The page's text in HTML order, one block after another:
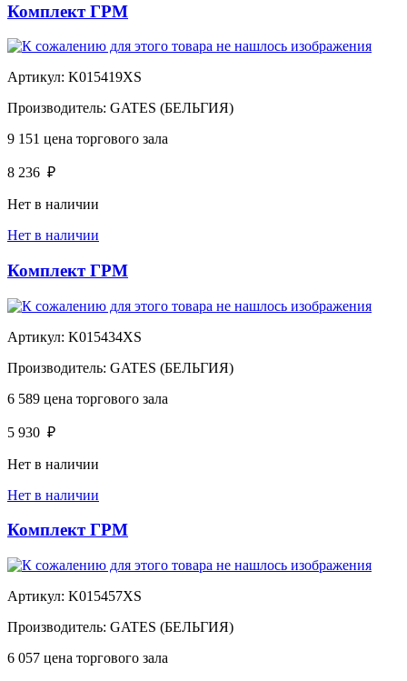
Комплект ГРМ
Артикул: K015419XS
Производитель: GATES (БЕЛЬГИЯ)
9 151 цена торгового зала
8 236 ₽
Нет в наличии
Нет в наличии
Комплект ГРМ
Артикул: K015434XS
Производитель: GATES (БЕЛЬГИЯ)
6 589 цена торгового зала
5 930 ₽
Нет в наличии
Нет в наличии
Комплект ГРМ
Артикул: K015457XS
Производитель: GATES (БЕЛЬГИЯ)
6 057 цена торгового зала